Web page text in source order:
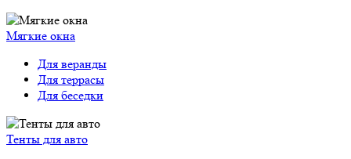
Мягкие окна
Для веранды
Для террасы
Для беседки
Тенты для авто